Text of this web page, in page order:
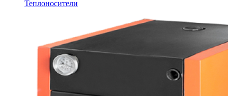
Теплоносители